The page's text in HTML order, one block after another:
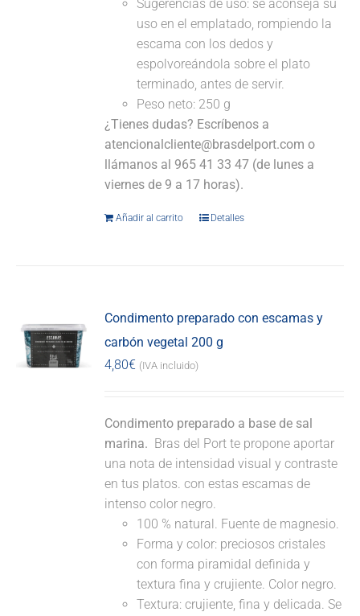
Sugerencias de uso: se aconseja su
uso en el emplatado, rompiendo la
escama con los dedos y
espolvoreándola sobre el plato
terminado, antes de servir.
Peso neto: 250 g
¿Tienes dudas? Escríbenos a
atencionalcliente@brasdelport.com o
llámanos al 965 41 33 47 (de lunes a
viernes de 9 a 17 horas).
Añadir al carrito Detalles
Condimento preparado con escamas y
carbón vegetal 200 g
4,80€ (IVA incluido)
Condimento preparado a base de sal
marina. Bras del Port te propone aportar
una nota de intensidad visual y contraste
en tus platos. con estas escamas de
intenso color negro.
100 % natural. Fuente de magnesio.
Forma y color: preciosos cristales
con forma piramidal definida y
textura fina y crujiente. Color negro.
Textura: crujiente, fina y delicada. Se